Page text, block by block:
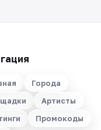
Города
Артисты
Промокоды